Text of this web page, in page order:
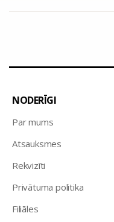
NODERĪGI
Par mums
Atsauksmes
Rekvizīti
Privātuma politika
Filiāles